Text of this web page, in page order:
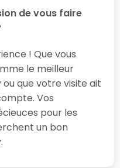
de vous faire
! Que vous
le meilleur
que votre visite ait
Vos
pour les
un bon